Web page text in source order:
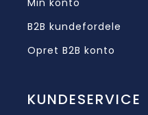
Min konto
B2B kundefordele
Opret B2B konto
KUNDESERVICE